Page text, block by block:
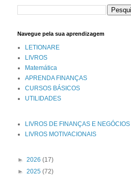
Navegue pela sua aprendizagem
LETIONARE
LIVROS
Matemática
APRENDA FINANÇAS
CURSOS BÁSICOS
UTILIDADES
LIVROS DE FINANÇAS E NEGÓCIOS
LIVROS MOTIVACIONAIS
► 2026 (17)
► 2025 (72)